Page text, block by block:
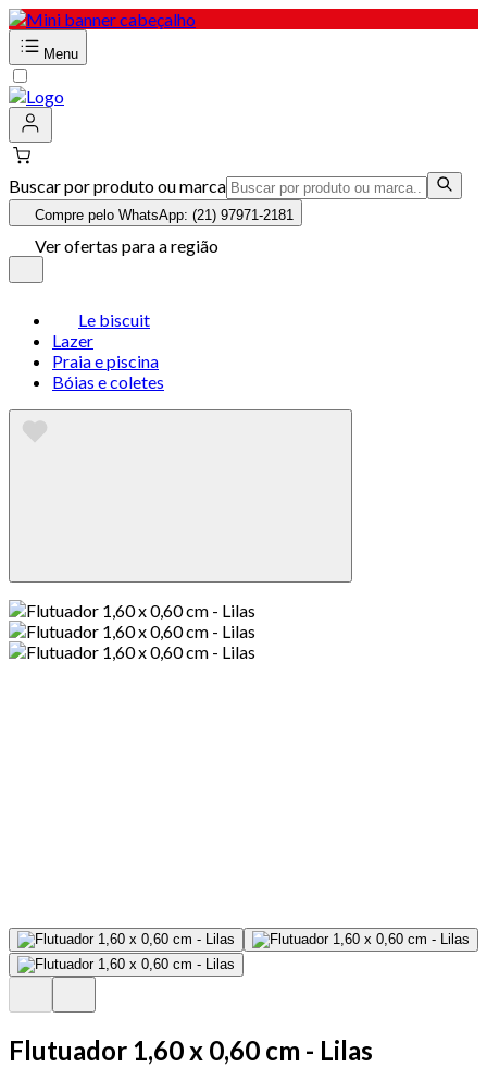
Menu
Buscar por produto ou marca
Compre pelo WhatsApp: (21) 97971-2181
Ver ofertas para a região
Le biscuit
Lazer
Praia e piscina
Bóias e coletes
Flutuador 1,60 x 0,60 cm - Lilas